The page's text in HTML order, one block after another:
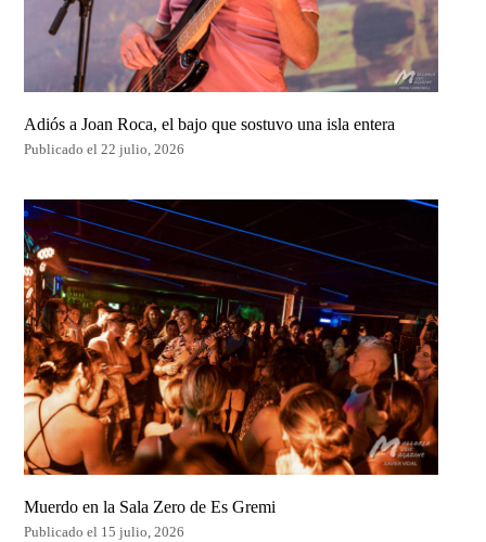
Adiós a Joan Roca, el bajo que sostuvo una isla entera
Publicado el 22 julio, 2026
Muerdo en la Sala Zero de Es Gremi
Publicado el 15 julio, 2026